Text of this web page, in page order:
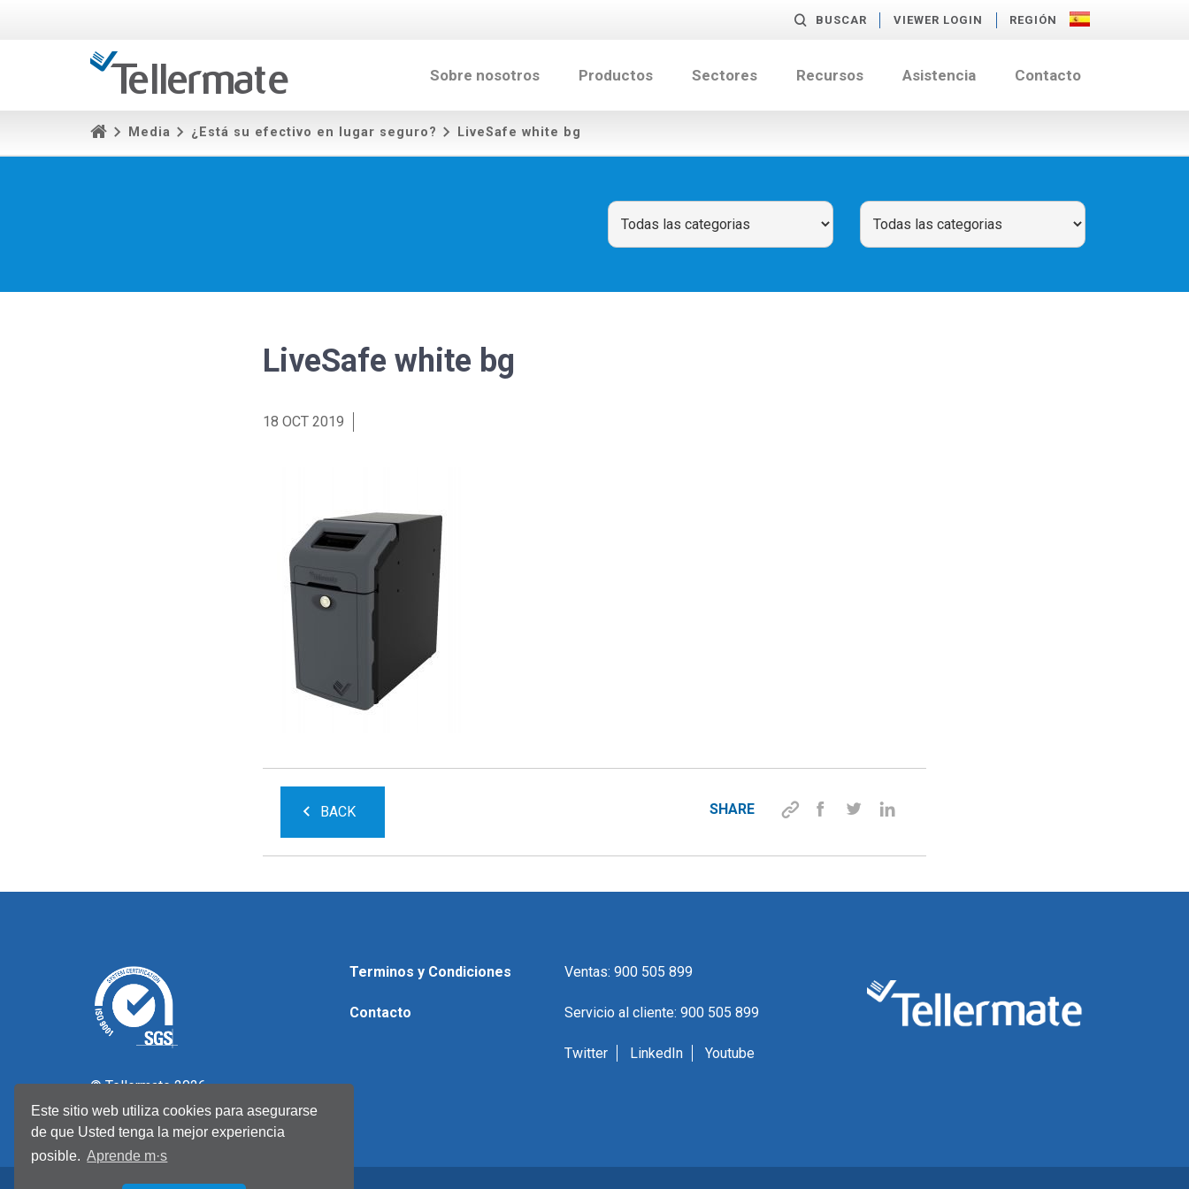
Este sitio web utiliza cookies para asegurarse
de que Usted tenga la mejor experiencia
posible. Aprende m·s
BUSCAR VIEWER LOGIN REGIÓN
Sobre nosotros Productos Sectores Recursos Asistencia Contacto
Media ¿Está su efectivo en lugar seguro? LiveSafe white bg
LiveSafe white bg
18 OCT 2019
BACK SHARE
© Tellermate 2026
Terminos y Condiciones
Contacto
Ventas: 900 505 899
Servicio al cliente: 900 505 899
Twitter LinkedIn Youtube